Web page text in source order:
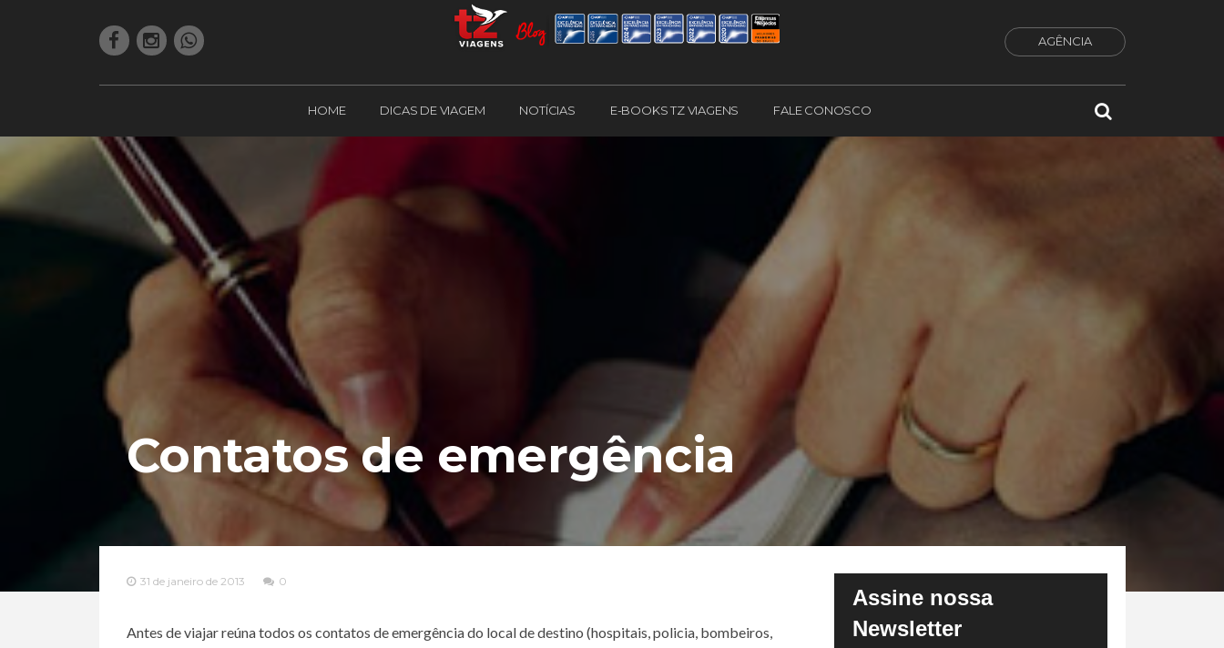
AGÊNCIA
HOME DICAS DE VIAGEM NOTÍCIAS E-BOOKS TZ VIAGENS FALE CONOSCO
Contatos de emergência
31 de janeiro de 2013 0
Antes de viajar reúna todos os contatos de emergência do local de destino (hospitais, policia, bombeiros,
Assine nossa
Newsletter